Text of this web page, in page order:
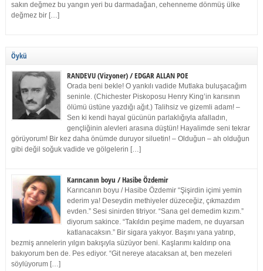
sakın değmez bu yangın yeri bu darmadağan, cehenneme dönmüş ülke
değmez bir […]
Öykü
RANDEVU (Vizyoner) / EDGAR ALLAN POE
Orada beni bekle! O yankılı vadide Mutlaka buluşacağım
seninle. (Chichester Piskoposu Henry King’in karısının
ölümü üstüne yazdığı ağıt.) Talihsiz ve gizemli adam! –
Sen ki kendi hayal gücünün parlaklığıyla afalladın,
gençliğinin alevleri arasına düştün! Hayalimde seni tekrar
görüyorum! Bir kez daha önümde duruyor siluetin! – Olduğun – ah olduğun
gibi değil soğuk vadide ve gölgelerin […]
Karıncanın boyu / Hasibe Özdemir
Karıncanın boyu / Hasibe Özdemir “Şişirdin içimi yemin
ederim ya! Deseydin methiyeler düzeceğiz, çıkmazdım
evden.” Sesi sinirden titriyor. “Sana gel demedim kızım.”
diyorum sakince. “Takıldın peşime madem, ne duyarsan
katlanacaksın.” Bir sigara yakıyor. Başını yana yatırıp,
bezmiş annelerin yılgın bakışıyla süzüyor beni. Kaşlarımı kaldırıp ona
bakıyorum ben de. Pes ediyor. “Git nereye atacaksan at, ben mezeleri
söylüyorum […]